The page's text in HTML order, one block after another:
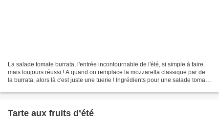
La salade tomate burrata, l'entrée incontournable de l'été, si simple à faire
mais toujours réussi ! A quand on remplace la mozzarella classique par de
la burrata, alors là c'est juste une tuerie ! Ingrédients pour une salade tomate
Tarte aux fruits d’été